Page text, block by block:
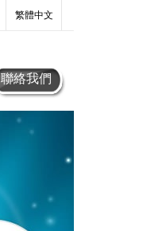
繁體中文
聯絡我們